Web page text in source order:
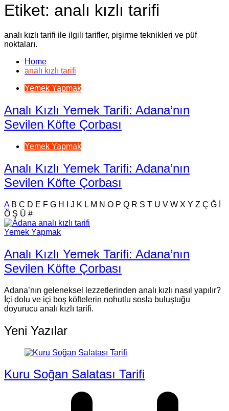
Etiket: analı kızlı tarifi
analı kızlı tarifi ile ilgili tarifler, pişirme teknikleri ve püf
noktaları.
Home
analı kızlı tarifi
Yemek Yapmak
Analı Kızlı Yemek Tarifi: Adana’nın
Sevilen Köfte Çorbası
Yemek Yapmak
Analı Kızlı Yemek Tarifi: Adana’nın
Sevilen Köfte Çorbası
A B C D E F G H J K L M N O P Q R S T U V W X Y Z Ç Ğ
Ö Ş Ü #
Yemek Yapmak
Analı Kızlı Yemek Tarifi: Adana’nın
Sevilen Köfte Çorbası
Adana’nın geleneksel lezzetlerinden analı kızlı nasıl yapılır?
İçi dolu ve içi boş köftelerin nohutlu sosla buluştuğu
doyurucu analı kızlı tarifi.
Yeni Yazılar
Kuru Soğan Salatası Tarifi